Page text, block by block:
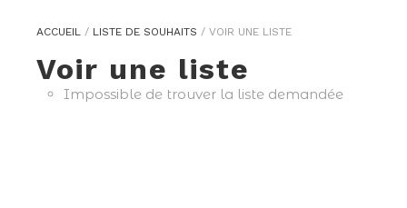
ACCUEIL / LISTE DE SOUHAITS / VOIR UNE LISTE
Voir une liste
Impossible de trouver la liste demandée